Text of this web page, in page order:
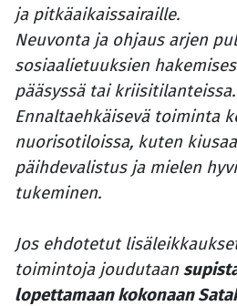
ja pitkäaikaissairaille.
Neuvonta ja ohjaus arjen
sosiaalietuuksien
pääsyssä tai kriisitilanteissa.
Ennaltaehkäisevä toiminta
nuorisotiloissa, kuten
päihdevalistus ja mielen
tukeminen.
Jos ehdotetut
toimintoja joudutaan
lopettamaan kokonaan